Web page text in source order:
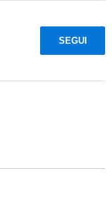
SEGUI